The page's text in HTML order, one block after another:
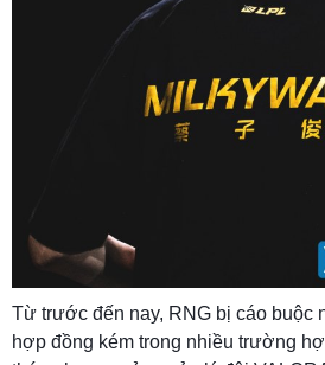
Từ trước đến nay, RNG bị cáo buộc
hợp đồng kém trong nhiều trường